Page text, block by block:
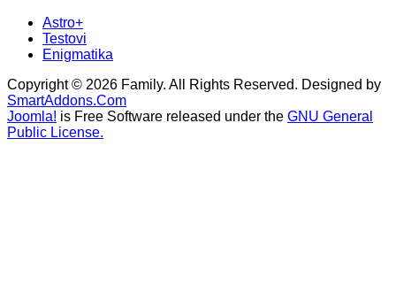
Astro+
Testovi
Enigmatika
Copyright © 2026 Family. All Rights Reserved. Designed by
SmartAddons.Com
Joomla! is Free Software released under the GNU General
Public License.